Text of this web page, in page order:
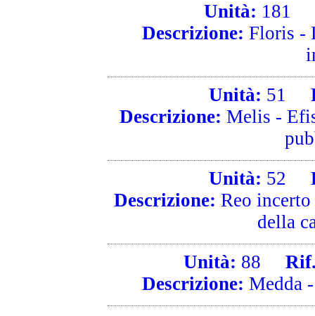
Unità: 181
Descrizione: Floris -
Unità: 51
Descrizione: Melis -
Unità: 52
Descrizione: Reo
della
Unità: 88
Rif.
Descrizione: Medda